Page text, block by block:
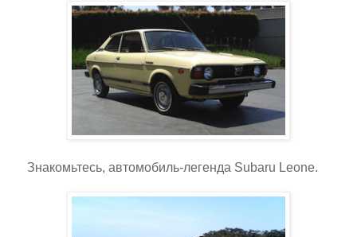
Знакомьтесь, автомобиль-легенда Subaru Leone.